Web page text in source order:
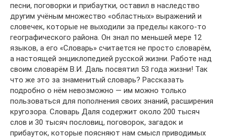
песни, поговорки и прибаутки, оставил в наследство
другим учёным множество «областных» выражений и
словечек, которые не выходили за пределы какого-то
географического района. Он знал по меньшей мере 12
языков, а его «Словарь» считается не просто словарём,
а настоящей энциклопедией русской жизни. Работе над
своим словарём В.И. Даль посвятил 53 года жизни! Так
что же это за знаменитый словарь? Рассказать
подробно о нём невозможно — им можно только
пользоваться для пополнения своих знаний, расширения
кругозора. Словарь Даля содержит около 200 тысяч
слов и 30 тысяч пословиц, поговорок, загадок и
прибауток, которые поясняют нам смысл приводимых